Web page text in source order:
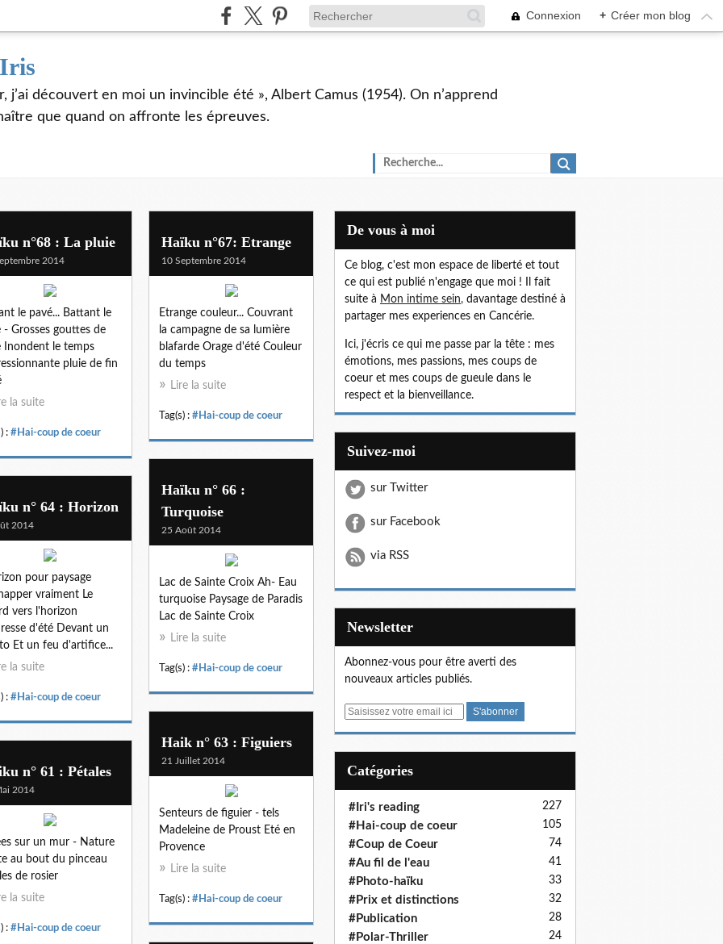
Connexion + Créer mon blog
j’ai découvert en moi un invincible été », Albert Camus (1954). On n’apprend
que quand on affronte les épreuves.
n°68 : La pluie
2014
le pavé... Battant le
- Grosses gouttes de
Inondent le temps
pluie de fin
la suite
: #Hai-coup de coeur
Haïku n°67: Etrange
10 Septembre 2014
Etrange couleur... Couvrant
la campagne de sa lumière
blafarde Orage d'été Couleur
du temps
Lire la suite
Tag(s) : #Hai-coup de coeur
Haïku n° 66 :
Turquoise
25 Août 2014
Lac de Sainte Croix Ah- Eau
turquoise Paysage de Paradis
Lac de Sainte Croix
Lire la suite
Tag(s) : #Hai-coup de coeur
n° 64 : Horizon
2014
pour paysage
vraiment Le
vers l'horizon
d'été Devant un
Et un feu d'artifice...
la suite
: #Hai-coup de coeur
Haik n° 63 : Figuiers
21 Juillet 2014
Senteurs de figuier - tels
Madeleine de Proust Eté en
Provence
Lire la suite
Tag(s) : #Hai-coup de coeur
n° 61 : Pétales
2014
sur un mur - Nature
au bout du pinceau
de rosier
la suite
: #Hai-coup de coeur
De vous à moi
Ce blog, c'est mon espace de liberté et tout
ce qui est publié n'engage que moi ! Il fait
suite à Mon intime sein, davantage destiné à
partager mes experiences en Cancérie.
Ici, j'écris ce qui me passe par la tête : mes
émotions, mes passions, mes coups de
coeur et mes coups de gueule dans le
respect et la bienveillance.
Suivez-moi
sur Twitter
sur Facebook
via RSS
Newsletter
Abonnez-vous pour être averti des
nouveaux articles publiés.
E
Catégories
#Iri's reading 227
#Hai-coup de coeur 105
#Coup de Coeur 74
#Au fil de l'eau 41
#Photo-haïku 33
#Prix et distinctions 32
#Publication 28
#Polar-Thriller 24